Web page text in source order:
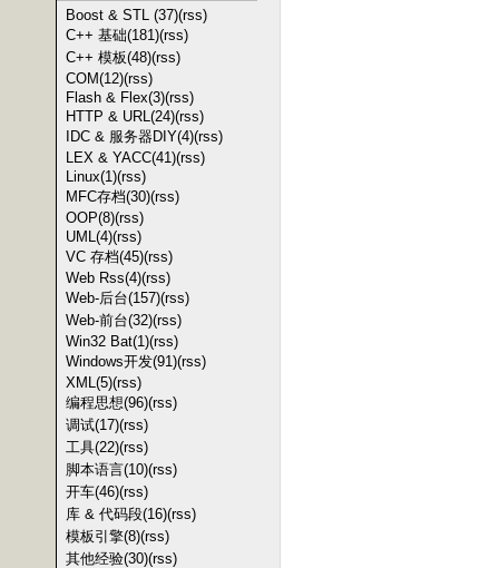
Boost & STL (37)(rss)
C++ 基础(181)(rss)
C++ 模板(48)(rss)
COM(12)(rss)
Flash & Flex(3)(rss)
HTTP & URL(24)(rss)
IDC & 服务器DIY(4)(rss)
LEX & YACC(41)(rss)
Linux(1)(rss)
MFC存档(30)(rss)
OOP(8)(rss)
UML(4)(rss)
VC 存档(45)(rss)
Web Rss(4)(rss)
Web-后台(157)(rss)
Web-前台(32)(rss)
Win32 Bat(1)(rss)
Windows开发(91)(rss)
XML(5)(rss)
编程思想(96)(rss)
调试(17)(rss)
工具(22)(rss)
脚本语言(10)(rss)
开车(46)(rss)
库 & 代码段(16)(rss)
模板引擎(8)(rss)
其他经验(30)(rss)